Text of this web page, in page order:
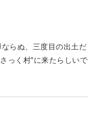
らぬ、三度目の出土だ
っく村”に来たらしいで